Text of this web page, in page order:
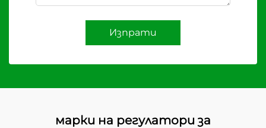
Изпрати
марки на регулатори за